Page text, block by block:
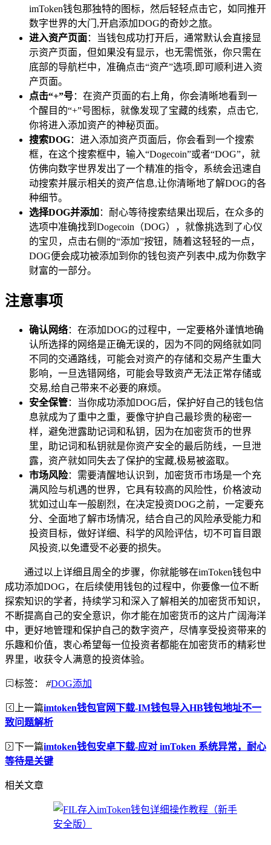
imToken钱包那独特的图标，然后轻轻点击它，如同推开
数字世界的大门,开启添加DOG的奇妙之旅。
进入资产页面：当钱包成功打开后，通常默认会直接显
示资产页面，但如果没有显示，也无需慌张，你只需在
底部的导航栏中，准确点击“资产”选项,即可顺利进入资
产页面。
点击“+”号：在资产页面的右上角，你会清晰地看到一
个醒目的“+”号图标，就像发现了宝藏的线索，点击它,
你将进入添加资产的神秘页面。
搜索DOG：进入添加资产页面后，你会看到一个搜索
框，在这个搜索框中，输入“Dogecoin”或者“DOG”，就
仿佛向数字世界发出了一个精准的指令，系统会迅速自
动搜索并展示相关的资产信息,让你清晰地了解DOG的各
种细节。
选择DOG并添加 ：耐心等待搜索结果出现后，在众多的
选项中准确找到Dogecoin（DOG），就像挑选到了心仪
的宝贝，点击右侧的“添加”按钮，随着这轻轻的一点，
DOG便会成功被添加到你的钱包资产列表中,成为你数字
财富的一部分。
注意事项
确认网络：在添加DOG的过程中，一定要格外谨慎地确
认所选择的网络是正确无误的，因为不同的网络就如同
不同的交通路线，可能会对资产的存储和交易产生重大
影响，一旦选错网络，可能会导致资产无法正常存储或
交易,给自己带来不必要的麻烦。
安全保管：当你成功添加DOG后，保护好自己的钱包信
息就成为了重中之重，要像守护自己最珍贵的秘密一
样，避免泄露助记词和私钥，因为在加密货币的世界
里，助记词和私钥就是你资产安全的最后防线，一旦泄
露，资产就如同失去了保护的宝藏,极易被盗取。
市场风险：需要清醒地认识到，加密货币市场是一个充
满风险与机遇的世界，它具有较高的风险性，价格波动
犹如过山车一般剧烈，在决定投资DOG之前，一定要充
分、全面地了解市场情况，结合自己的风险承受能力和
投资目标，做好详细、科学的风险评估，切不可盲目跟
风投资,以免遭受不必要的损失。
通过以上详细且周全的步骤，你就能够在imToken钱包中
成功添加DOG，在后续使用钱包的过程中，你要像一位不断
探索知识的学者，持续学习和深入了解相关的加密货币知识，
不断提高自己的安全意识，你才能在加密货币的这片广阔海洋
中，更好地管理和保护自己的数字资产，尽情享受投资带来的
乐趣和价值，衷心希望每一位投资者都能在加密货币的精彩世
界里，收获令人满意的投资体验。
标签： #DOG添加
上一篇imtoken钱包官网下载-IM钱包导入HB钱包地址不一
致问题解析
下一篇imtoken钱包安卓下载-应对 imToken 系统异常，耐心
等待是关键
相关文章